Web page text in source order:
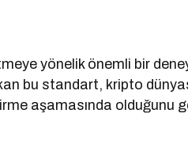
yönelik önemli bir
bu standart, kripto
aşamasında olduğunu